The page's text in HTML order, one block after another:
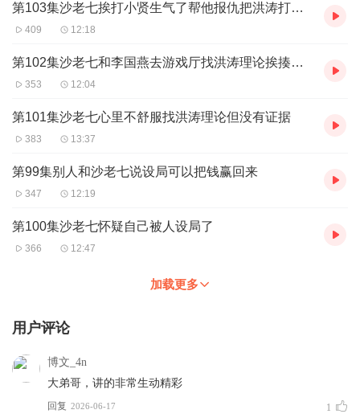
第103集沙老七挨打小贤生气了帮他报仇把洪涛打住院了
409 12:18
第102集沙老七和李国燕去游戏厅找洪涛理论挨揍了还不轻
353 12:04
第101集沙老七心里不舒服找洪涛理论但没有证据
383 13:37
第99集别人和沙老七说设局可以把钱赢回来
347 12:19
第100集沙老七怀疑自己被人设局了
366 12:47
加载更多
用户评论
博文_4n
大弟哥，讲的非常生动精彩
回复 2026-06-17 1